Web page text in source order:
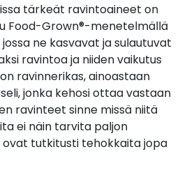
tärkeät ravintoaineet on
Food-Grown®-menetelmällä
ne kasvavat ja sulautuvat
ravintoa ja niiden vaikutus
ravinnerikas, ainoastaan
jonka kehosi ottaa vastaan
ravinteet sinne missä niitä
ei näin tarvita paljon
tutkitusti tehokkaita jopa